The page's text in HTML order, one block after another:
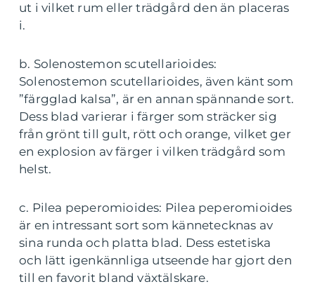
ut i vilket rum eller trädgård den än placeras
i.
b. Solenostemon scutellarioides:
Solenostemon scutellarioides, även känt som
”färgglad kalsa”, är en annan spännande sort.
Dess blad varierar i färger som sträcker sig
från grönt till gult, rött och orange, vilket ger
en explosion av färger i vilken trädgård som
helst.
c. Pilea peperomioides: Pilea peperomioides
är en intressant sort som kännetecknas av
sina runda och platta blad. Dess estetiska
och lätt igenkännliga utseende har gjort den
till en favorit bland växtälskare.